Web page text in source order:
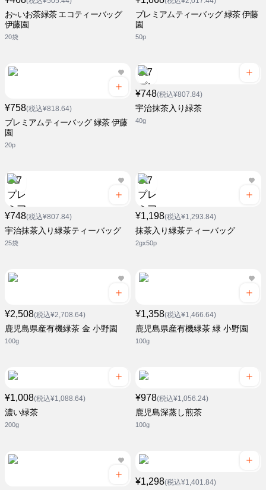
お~いお茶緑茶 エコティーバッグ
伊藤園
20袋
プレミアムティーバッグ 緑茶 伊藤
園
50p
¥758(税込¥818.64)
プレミアムティーバッグ 緑茶 伊藤
園
20p
¥748(税込¥807.84)
宇治抹茶入り緑茶
40g
¥748(税込¥807.84)
宇治抹茶入り緑茶ティーバッグ
25袋
¥1,198(税込¥1,293.84)
抹茶入り緑茶ティーバッグ
2gx50p
¥2,508(税込¥2,708.64)
鹿児島県産有機緑茶 金 小野園
100g
¥1,358(税込¥1,466.64)
鹿児島県産有機緑茶 緑 小野園
100g
¥1,008(税込¥1,088.64)
濃い緑茶
200g
¥978(税込¥1,056.24)
鹿児島深蒸し煎茶
100g
¥1,298(税込¥1,401.84)